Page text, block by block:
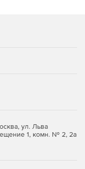
ул. Льва
1, комн. № 2, 2а